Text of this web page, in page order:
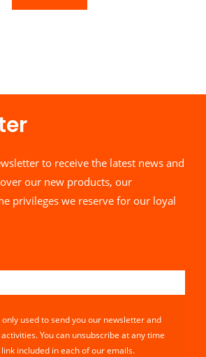
to receive the latest news and
our new products, our
privileges we reserve for our loyal
used to send you our newsletter and
You can unsubscribe at any time
included in each of our emails.